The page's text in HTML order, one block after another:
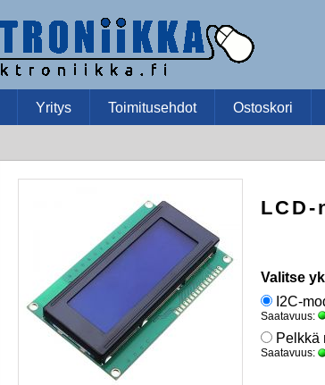
Yritys Toimitusehdot Ostoskori
Valitse
I2C-
Saatavuus:
Pelkkä
Saatavuus: